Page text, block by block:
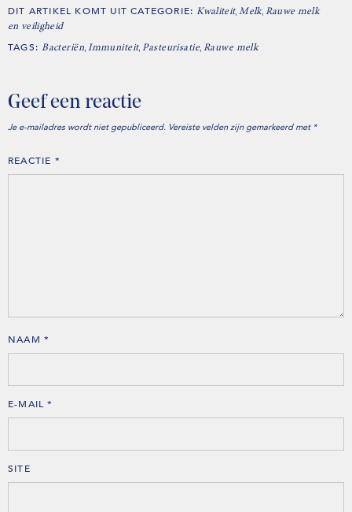
DIT ARTIKEL KOMT UIT CATEGORIE:Kwaliteit, Melk, Rauwe melk
en veiligheid
TAGS:Bacteriën Immuniteit, Pasteurisatie, Rauwe melk
Geef een reactie
Je e-mailadres wordt niet gepubliceerd. Vereiste velden zijn gemarkeerd met *
REACTIE *
NAAM *
E-MAIL*
SITE